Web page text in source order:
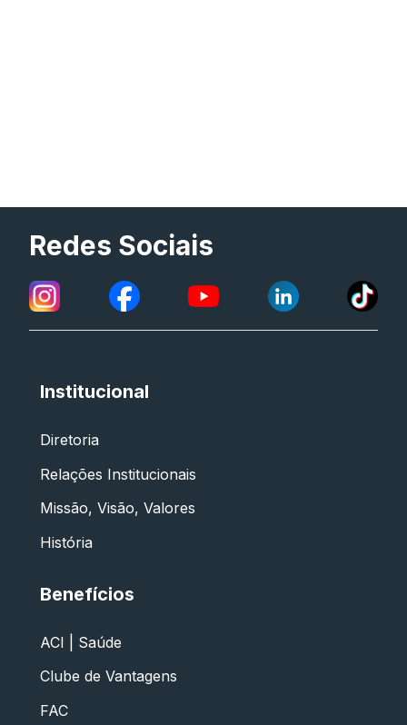
Redes Sociais
Institucional
Diretoria
Relações Institucionais
Missão, Visão, Valores
História
Benefícios
ACI | Saúde
Clube de Vantagens
FAC